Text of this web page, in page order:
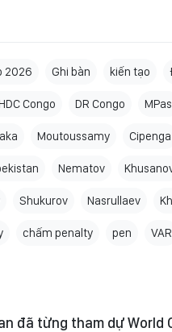
2026 Ghi bàn kiến tạo
Congo DR Congo
Moutoussamy Cipenga
Nematov
Shukurov Nasrullaev
chấm penalty pen VAR
đã từng tham dự World